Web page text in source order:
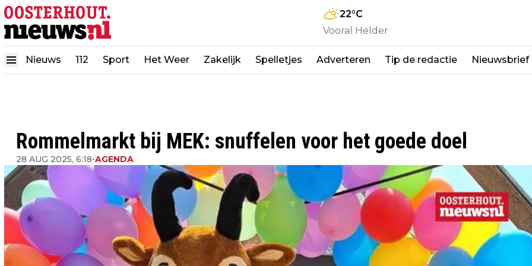
22°C
Vooral Helder
Nieuws 112 Sport Het Weer Zakelijk Spelletjes Adverteren Tip de redactie Nieuwsbrief
Rommelmarkt bij MEK: snuffelen voor het goede doel
28 AUG 2025, 6:18•AGENDA